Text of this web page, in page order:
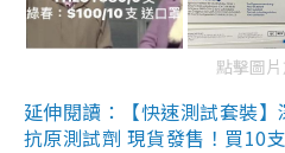
點擊圖
延伸閱讀：【快速測試套裝
抗原測試劑 現貨發售！買10